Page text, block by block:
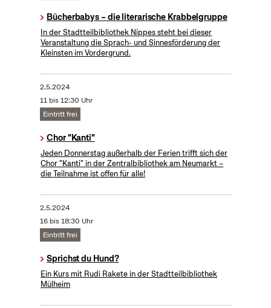
Bücherbabys – die literarische Krabbelgruppe
In der Stadtteilbibliothek Nippes steht bei dieser
Veranstaltung die Sprach- und Sinnesförderung der
Kleinsten im Vordergrund.
2.5.2024
11 bis 12:30 Uhr
Eintritt frei
Chor "Kanti"
Jeden Donnerstag außerhalb der Ferien trifft sich der
Chor "Kanti" in der Zentralbibliothek am Neumarkt –
die Teilnahme ist offen für alle!
2.5.2024
16 bis 18:30 Uhr
Eintritt frei
Sprichst du Hund?
Ein Kurs mit Rudi Rakete in der Stadtteilbibliothek
Mülheim